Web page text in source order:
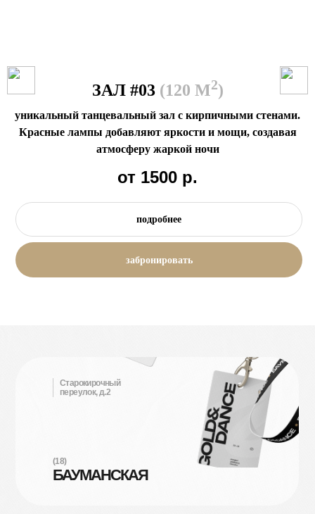
ЗАЛ #04(70 М2)
танцевальный зал прекрасно подойдет для всех, кто
любит искусство в интерьере. Есть станки и
спортивный инвентарь
от 1200 р.
подробнее
забронировать
(18)
Старокирочный
переулок, д.2
БАУМАНСКАЯ